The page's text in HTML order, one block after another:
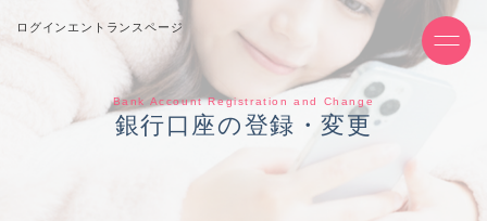
ログインエントランスページ
Bank Account Registration and Change
銀行口座の登録・変更